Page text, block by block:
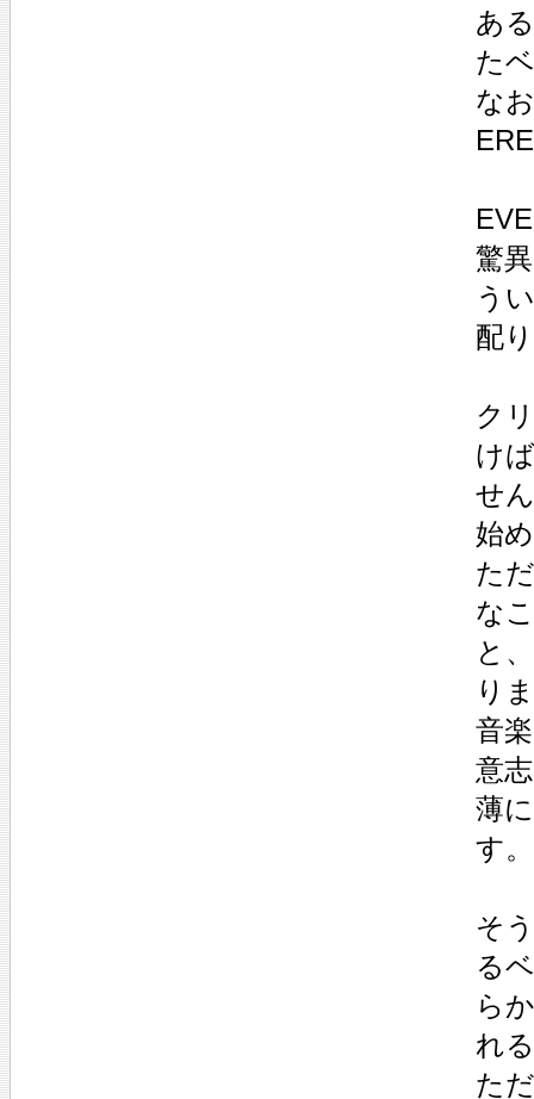
あ
た
な
驚
う
配
ク
け
せ
始
た
な
と
り
音
意
薄
す。
そ
る
ら
れ
た